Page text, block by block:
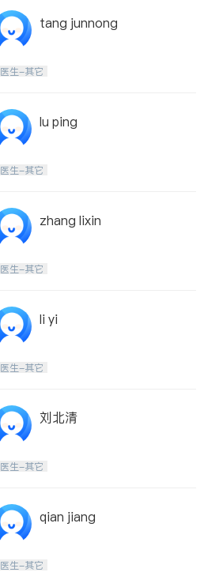
tang junnong
医生-其它
lu ping
医生-其它
zhang lixin
医生-其它
li yi
医生-其它
刘北清
医生-其它
qian jiang
医生-其它